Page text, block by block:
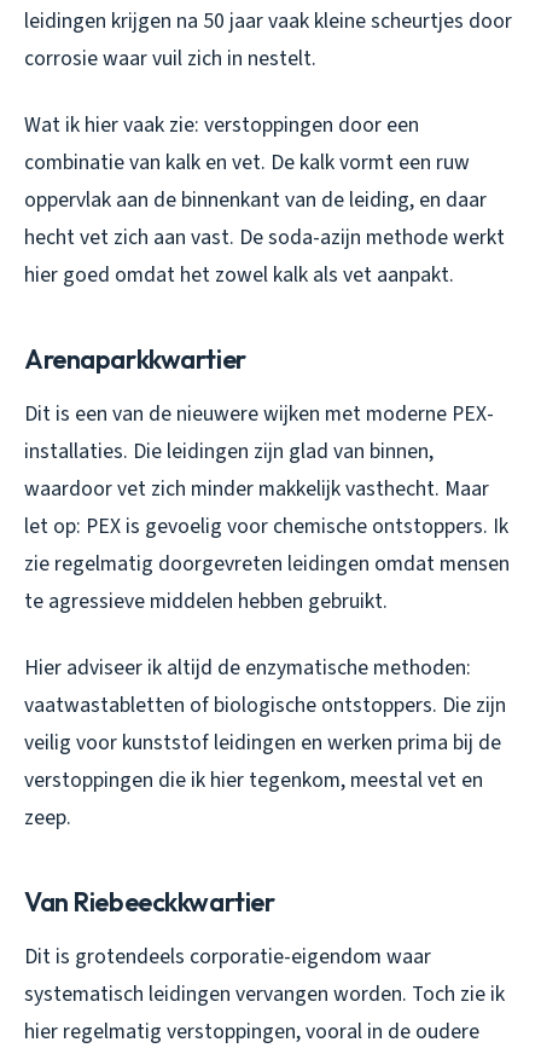
leidingen krijgen na 50 jaar vaak kleine scheurtjes door
corrosie waar vuil zich in nestelt.
Wat ik hier vaak zie: verstoppingen door een
combinatie van kalk en vet. De kalk vormt een ruw
oppervlak aan de binnenkant van de leiding, en daar
hecht vet zich aan vast. De soda-azijn methode werkt
hier goed omdat het zowel kalk als vet aanpakt.
Arenaparkkwartier
Dit is een van de nieuwere wijken met moderne PEX-
installaties. Die leidingen zijn glad van binnen,
waardoor vet zich minder makkelijk vasthecht. Maar
let op: PEX is gevoelig voor chemische ontstoppers. Ik
zie regelmatig doorgevreten leidingen omdat mensen
te agressieve middelen hebben gebruikt.
Hier adviseer ik altijd de enzymatische methoden:
vaatwastabletten of biologische ontstoppers. Die zijn
veilig voor kunststof leidingen en werken prima bij de
verstoppingen die ik hier tegenkom, meestal vet en
zeep.
Van Riebeeckkwartier
Dit is grotendeels corporatie-eigendom waar
systematisch leidingen vervangen worden. Toch zie ik
hier regelmatig verstoppingen, vooral in de oudere